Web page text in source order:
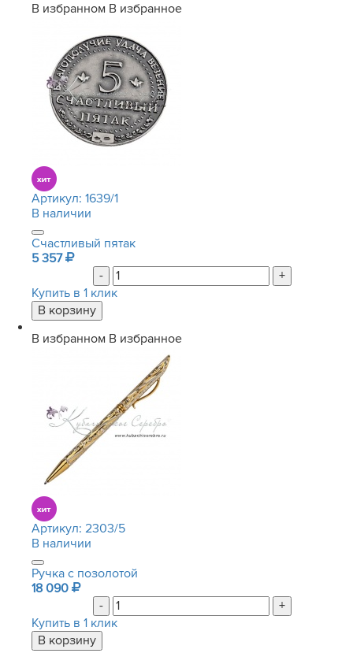
В избранном В избранное
Артикул: 1639/1
В наличии
Счастливый пятак
5 357
-
+
Купить в 1 клик
В избранном В избранное
Артикул: 2303/5
В наличии
Ручка с позолотой
18 090
-
+
Купить в 1 клик